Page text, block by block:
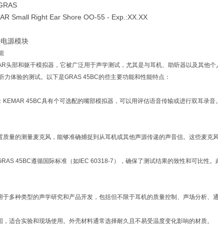
Small Right Ear Shore OO-55 - Exp.:XX.XX
源模块
头部和躯干模拟器，它被广泛用于声学测试，尤其是与耳机、助听器以及其他
力体验的测试。以下是GRAS 45BC的些主要功能和性能特点：
KEMAR 45BC具有个可选配的嘴部模拟器，可以用评估语音传输或进行双耳录
量的测量麦克风，能够准确捕捉到从耳机或其他声源传递的声音信。这些麦克
45BC遵循国际标准（如IEC 60318-7），确保了测试结果的致性和可比性
多种类型的声学研究和产品开发，包括但不限于耳机的质量控制、声场分析、通
适合实验和现场使用。外壳材料通常选择耐久且不易受温度变化影响的材质。